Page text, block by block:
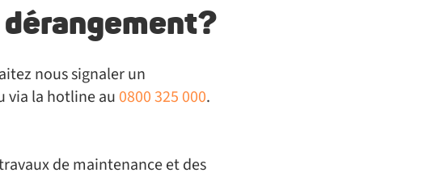
nous signaler un
via la hotline au 0800 325 000.
de maintenance et des